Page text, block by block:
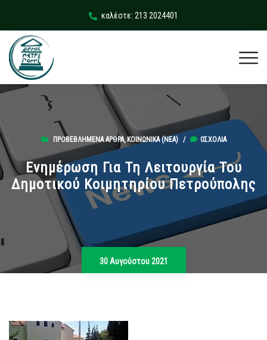
καλέστε: 213 2024401
ΠΡΟΒΕΒΛΗΜΈΝΑ ΆΡΘΡΑ, ΚΟΙΝΩΝΙΚΆ (ΝΕΑ)/ 0ΣΧΌΛΙΑ
Ενημέρωση Για Τη Λειτουργία Του
Δημοτικού Κοιμητηρίου Πετρούπολης
30 Αυγούστου 2021